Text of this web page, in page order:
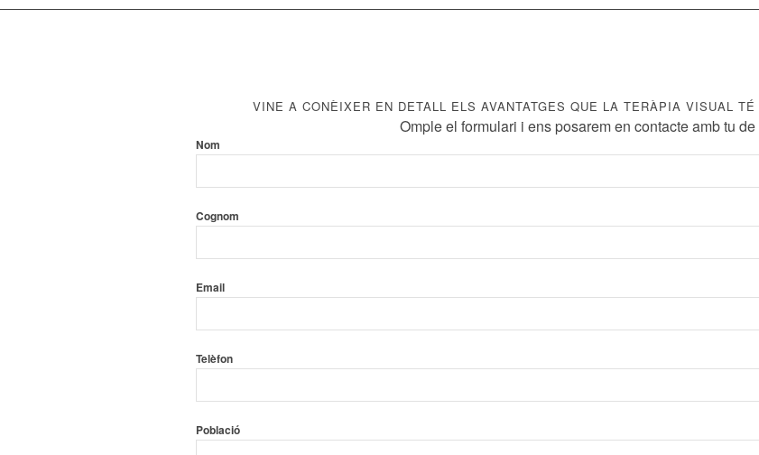
VINE A CONÈIXER EN DETALL ELS AVANTATGES QUE LA TERÀPIA VISUAL
Omple el formulari i ens posarem en contacte amb tu
Nom
Cognom
Email
Telèfon
Població